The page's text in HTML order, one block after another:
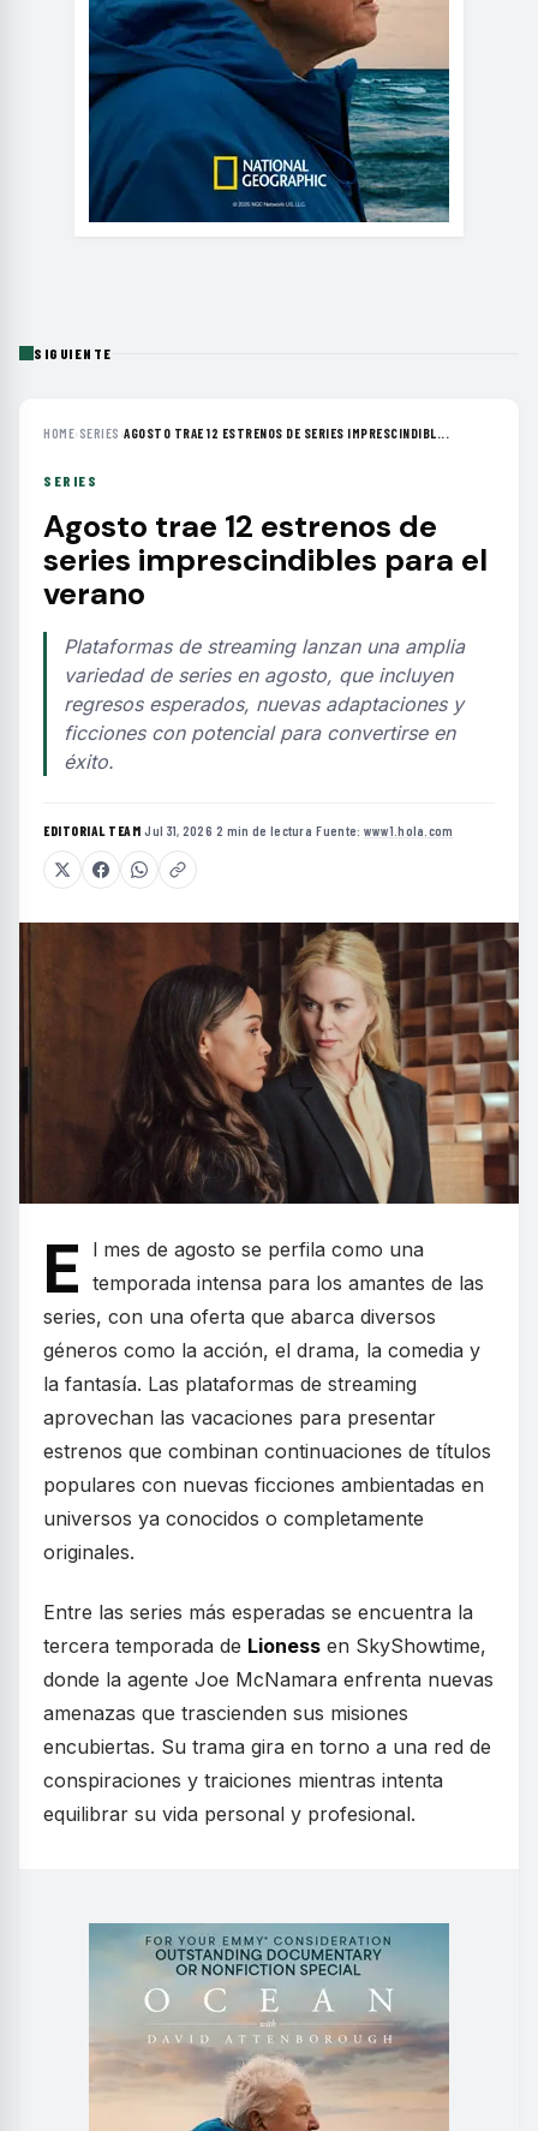
SIGUIENTE
HOME› SERIES ›AGOSTO TRAE 12 ESTRENOS DE SERIES IMPRESCINDIBL...
SERIES
Agosto trae 12 estrenos de
series imprescindibles para el
verano
Plataformas de streaming lanzan una amplia
variedad de series en agosto, que incluyen
regresos esperados, nuevas adaptaciones y
ficciones con potencial para convertirse en
éxito.
EDITORIAL TEAM·Jul 31, 2026·2 min de lectura·Fuente: www1.hola.com
E
l mes de agosto se perfila como una
temporada intensa para los amantes de las
series, con una oferta que abarca diversos
géneros como la acción, el drama, la comedia y
la fantasía. Las plataformas de streaming
aprovechan las vacaciones para presentar
estrenos que combinan continuaciones de títulos
populares con nuevas ficciones ambientadas en
universos ya conocidos o completamente
originales.
Entre las series más esperadas se encuentra la
tercera temporada de Lioness en SkyShowtime,
donde la agente Joe McNamara enfrenta nuevas
amenazas que trascienden sus misiones
encubiertas. Su trama gira en torno a una red de
conspiraciones y traiciones mientras intenta
equilibrar su vida personal y profesional.